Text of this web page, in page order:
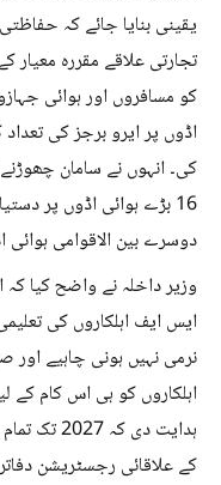
یقینی بنایا جائے کہ
تجارتی علاقے مقررہ معیار
کو مسافروں اور ہوائی
اڈوں پر ایرو برجز کی
کی۔ انہوں نے سامان
16 بڑے ہوائی اڈوں پر
دوسرے بین الاقوامی ہوائی
وزیر داخلہ نے واضح کیا
ایس ایف اہلکاروں کی
نرمی نہیں ہونی چاہیے اور
اہلکاروں کو ہی اس کام کے
ہدایت دی
کے علاقائی رجسٹریشن